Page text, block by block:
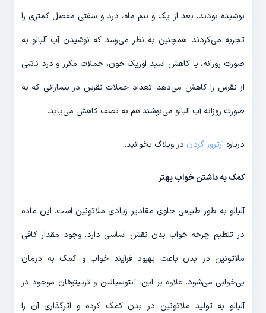
نوشیده بودند، بعد از یک و نیم ماه، درد و سفتی مفصل کمتری را
تجربه می‌کردند. همچنین به نظر می‌رسد که نوشیدن آب آلبالو به
صورت روزانه، با کاهش اسید اوریک خون، حملات مکرر و درد ناشی
از نقرس را کاهش می‌دهد. تعداد حملات نقرس در بیمارانی که به
صورت روزانه آب آلبالو می‌نوشند هم به نصف کاهش می‌یابد.
درباره آرتروز گردن در وبلاگ بخوانید.
کمک به داشتن خواب بهتر
آلبالو به طور طبیعی حاوی مقادیر زیادی ملاتونین است. این ماده
در تنظیم چرخه خواب بدن نقش اساسی دارد. وجود مقدار کافی
ملاتونین در بدن باعث بهبود فرآیند خواب و کمک به درمان
بی‌خوابی می‌شود. علاوه بر این، آنتوسیانین و تریپتوفان موجود در
آلبالو به تولید ملاتونین در بدن کمک کرده و اثرگذاری آن را